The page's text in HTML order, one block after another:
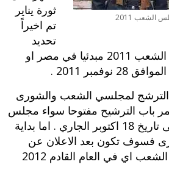
الشعب 2011
ثورة يناير
تم اخيراً
تحديد
2011
مبدئيا في مصر او
نوفمبر 2011 .
الترشج لمجلسي الشعب والشورى
باب الترشيح مفتوحا سواء مجلس
الشعب او الشورى حتى تاريخ 18 اكتوبر الجاري . اما بداية
فسوف تكون بعد الاعلان عن
نتيجة انتخابات مجلس الشعب اي في العام القادم 2012